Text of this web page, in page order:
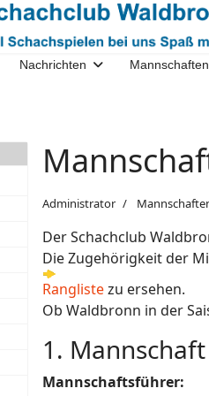
Nachrichten Mannschaften
Administrator
Der Schachclub
Die Zugehörigkeit der
Ranglistezu ersehen.
Ob Waldbronn in der
1.
Mannschaftsführer: